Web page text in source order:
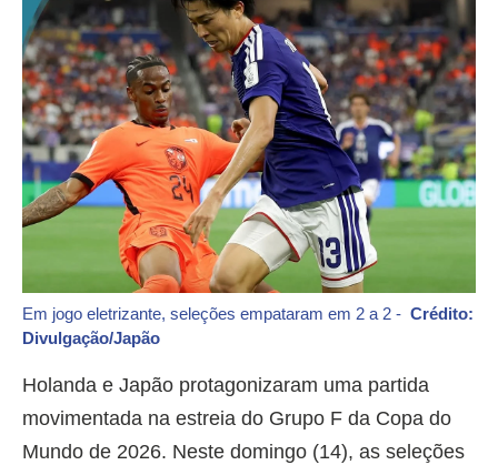
Em jogo eletrizante, seleções empataram em 2 a 2 - Crédito:
Divulgação/Japão
Holanda e Japão protagonizaram uma partida
movimentada na estreia do Grupo F da Copa do
Mundo de 2026. Neste domingo (14), as seleções